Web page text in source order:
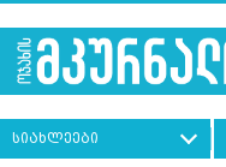
სიახლეები